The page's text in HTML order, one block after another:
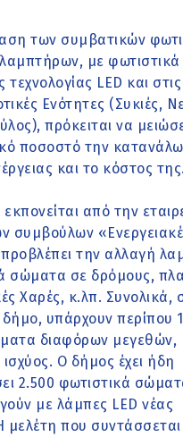
των συμβατικών
με
LED και στις
Ενότητες (Συκιές,
πρόκειται να
ποσοστό την
και το κόστος της.
από την
συμβούλων
προβλέπει την αλλαγή
σώματα σε δρόμους,
Χαρές, κ.λπ. Συνολικά,
υπάρχουν περίπου
διαφόρων μεγεθών,
Ο δήμος έχει ήδη
2.500 φωτιστικά
με λάμπες LED νέας
μελέτη που συντάσσεται